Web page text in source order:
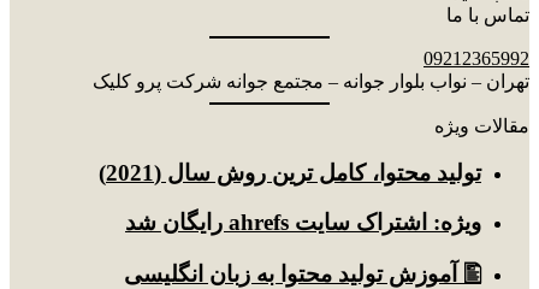
تماس با ما
09212365992
تهران – نواب بلوار جوانه – مجتمع جوانه شرکت پرو کلیک
مقالات ویژه
توليد محتوا، کامل ترین روش سال (2021)
ویژه: اشتراک سایت ahrefs رایگان شد
🖺 آموزش تولید محتوا به زبان انگلیسی